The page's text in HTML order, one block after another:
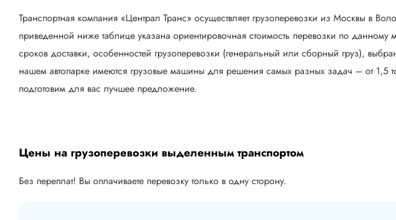
Транспортная компания «Централ Транс» осуществляет грузоперевозки из Москвы в
приведенной ниже таблице указана ориентировочная стоимость перевозки по
сроков доставки, особенностей грузоперевозки (генеральный или сборный груз),
нашем автопарке имеются грузовые машины для решения самых разных задач – от 1,5
подготовим для вас лучшее предложение.
Цены на грузоперевозки выделенным транспортом
Без переплат! Вы оплачиваете перевозку только в одну сторону.